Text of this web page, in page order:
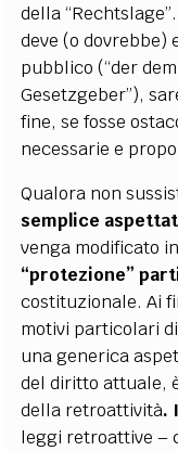
della
deve (o dovrebbe)
pubblico (“der
Gesetzgeber”),
fine, se fosse
necessarie e
Qualora non
semplice
venga modificato
“protezione”
costituzionale. Ai
motivi particolari
una generica
del diritto attuale,
della retroattività.
leggi retroattive –